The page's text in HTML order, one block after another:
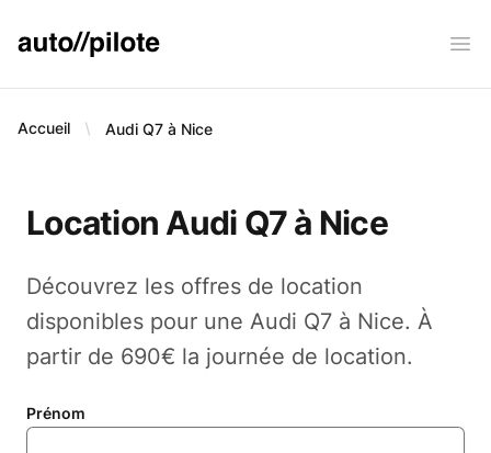
AUTO PILOTE
Accueil Audi Q7 à Nice
Location Audi Q7 à Nice
Découvrez les offres de location
disponibles pour une Audi Q7 à Nice. À
partir de 690€ la journée de location.
Prénom